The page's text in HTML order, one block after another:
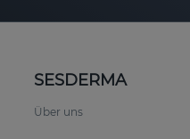
SESDERMA
Über uns